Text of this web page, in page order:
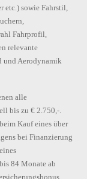
etc.) sowie Fahrstil,
Fahrprofil,
relevante
und Aerodynamik
alle
bis zu € 2.750,-.
Kauf eines über
bei Finanzierung
84 Monate ab